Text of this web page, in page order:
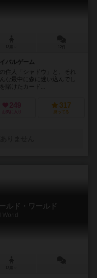
バルゲーム
住人「シャドウ」と、それ
な最中に森に迷い込んでし
賭けたカード...
249
お気に入り
317
持ってる
ルド・ワールド